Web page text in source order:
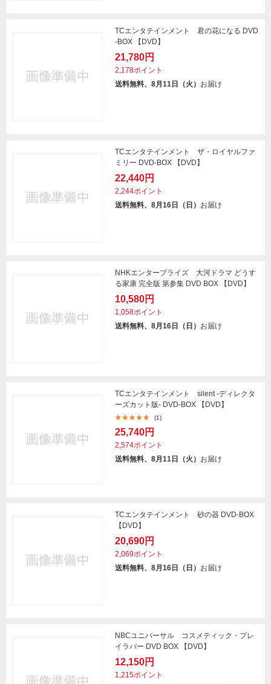
TCエンタテインメント 君の花になる DVD
-BOX 【DVD】
21,780円
2,178ポイント
送料無料、8月11日（火） お届け
TCエンタテインメント ザ・ロイヤルファ
ミリー DVD-BOX 【DVD】
22,440円
2,244ポイント
送料無料、8月16日（日） お届け
NHKエンタープライズ 大河ドラマ どうす
る家康 完全版 第参集 DVD BOX 【DVD】
10,580円
1,058ポイント
送料無料、8月16日（日） お届け
TCエンタテインメント silent -ディレクタ
ーズカット版- DVD-BOX 【DVD】
(1)
25,740円
2,574ポイント
送料無料、8月11日（火） お届け
TCエンタテインメント 砂の器 DVD-BOX
【DVD】
20,690円
2,069ポイント
送料無料、8月16日（日） お届け
NBCユニバーサル コスメティック・プレ
イラバー DVD BOX 【DVD】
12,150円
1,215ポイント